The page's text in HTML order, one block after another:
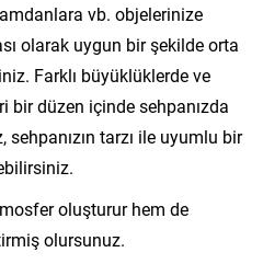
vb. objelerinize
olarak uygun bir şekilde orta
Farklı büyüklüklerde ve
bir düzen içinde sehpanızda
sehpanızın tarzı ile uyumlu bir
oluşturur hem de
olursunuz.